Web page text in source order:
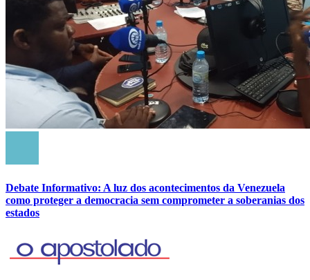
Debate Informativo: A luz dos acontecimentos da Venezuela
como proteger a democracia sem comprometer a soberanias dos
estados